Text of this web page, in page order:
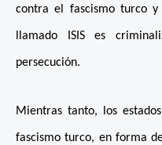
contra el fascismo turco y
llamado ISIS es
persecución.
Mientras tanto, los
fascismo turco, en forma